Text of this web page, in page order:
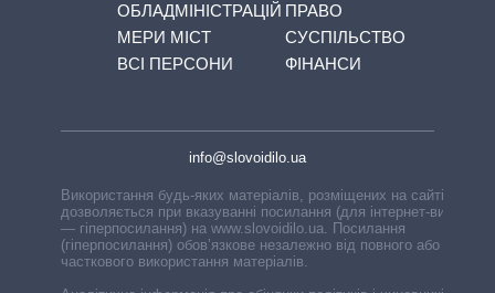
ОБЛАДМІНІСТРАЦІЙ
МЕРИ МІСТ
ВСІ ПЕРСОНИ
ПРАВО
СУСПІЛЬСТВО
ФІНАНСИ
info@slovoidilo.ua
Використання будь-яких матеріалів, розміщених на сайті,
дозволяється при вказуванні посилання (для інтернет-видань
— гіперпосилання) на www.slovoidilo.ua. Посилання
(гіперпосилання) обов’язкове незалежно від повного або
часткового використання матеріалів.